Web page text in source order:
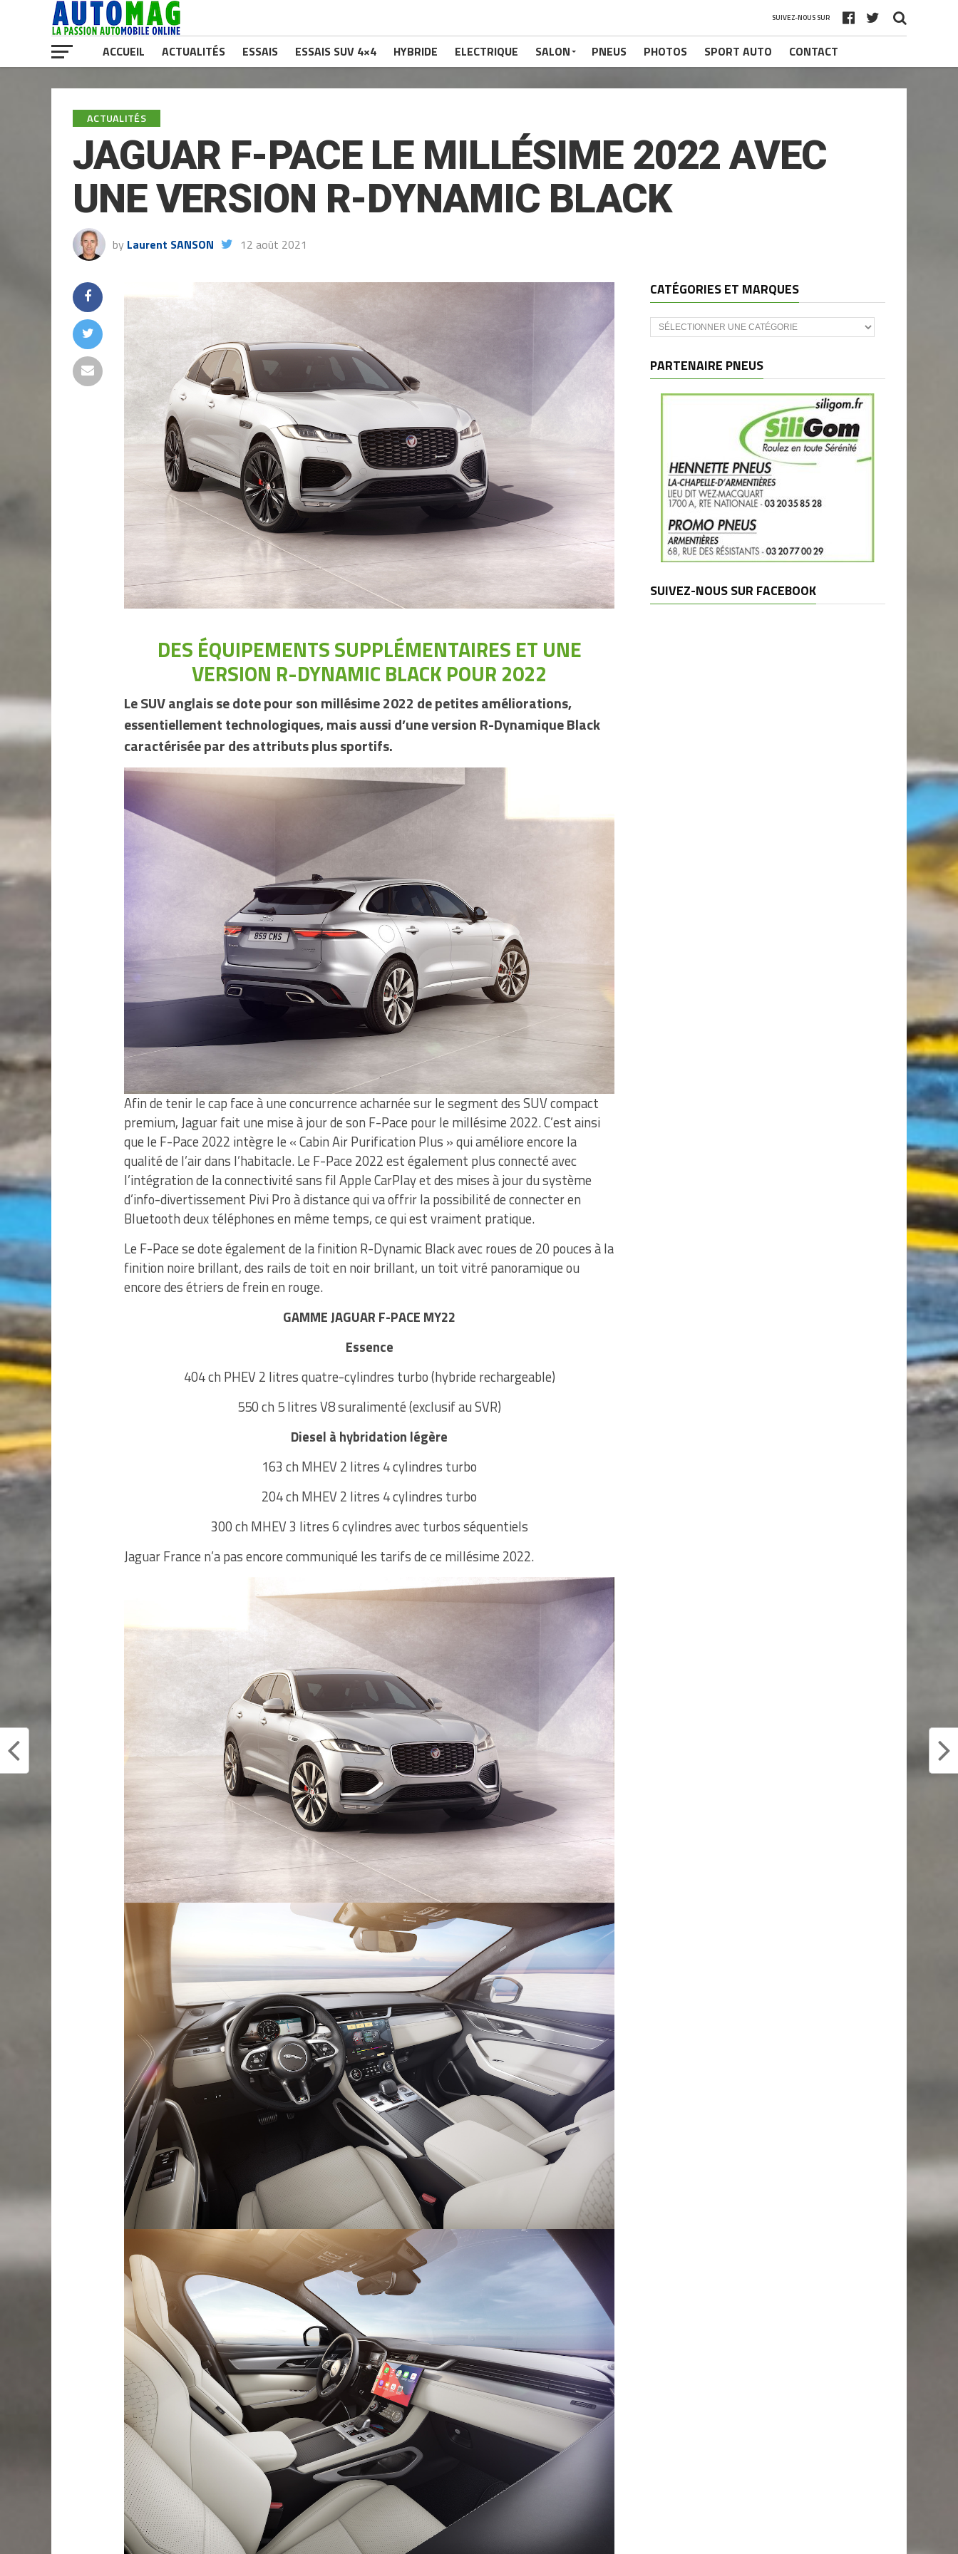
SUIVEZ-NOUS SUR
ACCUEIL ACTUALITÉS ESSAIS ESSAIS SUV 4×4 HYBRIDE ELECTRIQUE SALON PNEUS PHOTOS SPORT AUTO CONTACT
ACTUALITÉS
JAGUAR F-PACE LE MILLÉSIME 2022 AVEC
UNE VERSION R-DYNAMIC BLACK
by Laurent SANSON 12 août 2021
DES ÉQUIPEMENTS SUPPLÉMENTAIRES ET UNE
VERSION R-DYNAMIC BLACK POUR 2022
Le SUV anglais se dote pour son millésime 2022 de petites améliorations,
essentiellement technologiques, mais aussi d’une version R-Dynamique Black
caractérisée par des attributs plus sportifs.
Afin de tenir le cap face à une concurrence acharnée sur le segment des SUV compact
premium, Jaguar fait une mise à jour de son F-Pace pour le millésime 2022. C’est ainsi
que le F-Pace 2022 intègre le « Cabin Air Purification Plus » qui améliore encore la
qualité de l’air dans l’habitacle. Le F-Pace 2022 est également plus connecté avec
l’intégration de la connectivité sans fil Apple CarPlay et des mises à jour du système
d’info-divertissement Pivi Pro à distance qui va offrir la possibilité de connecter en
Bluetooth deux téléphones en même temps, ce qui est vraiment pratique.
Le F-Pace se dote également de la finition R-Dynamic Black avec roues de 20 pouces à la
finition noire brillant, des rails de toit en noir brillant, un toit vitré panoramique ou
encore des étriers de frein en rouge.
GAMME JAGUAR F-PACE MY22
Essence
404 ch PHEV 2 litres quatre-cylindres turbo (hybride rechargeable)
550 ch 5 litres V8 suralimenté (exclusif au SVR)
Diesel à hybridation légère
163 ch MHEV 2 litres 4 cylindres turbo
204 ch MHEV 2 litres 4 cylindres turbo
300 ch MHEV 3 litres 6 cylindres avec turbos séquentiels
Jaguar France n’a pas encore communiqué les tarifs de ce millésime 2022.
CATÉGORIES ET MARQUES
Catégories
et
PARTENAIRE PNEUS
SUIVEZ-NOUS SUR FACEBOOK